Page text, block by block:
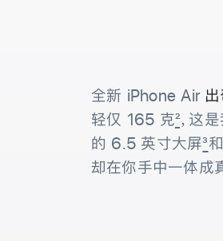
全新 iPhone Air
轻仅 165 克2， 这是
的 6.5 英寸大屏3
却在你手中一体成